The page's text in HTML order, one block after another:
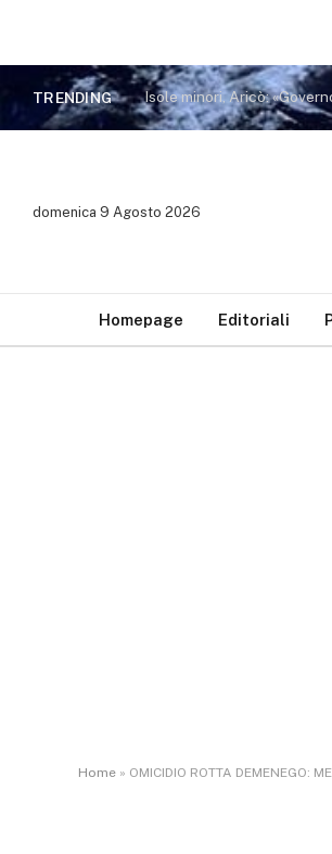
TRENDING
domenica 9 Agosto 2026
Homepage Editoriali
Home » OMICIDIO ROTTA DEMENEGO: